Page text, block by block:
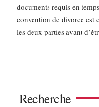
documents requis en
convention de divorce est
les deux parties avant
Recherche